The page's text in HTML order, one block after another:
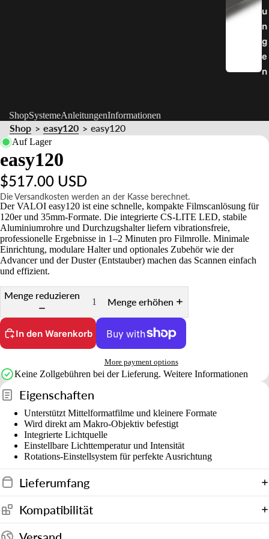
u
n
g
e
n
ShopSystemeAnleitungenInformationen
Shop > easy120 > easy120
Auf Lager
easy120
$517.00 USD
Die Versandkosten werden an der Kasse berechnet.
Der VALOI easy120 ist eine schnelle, kompakte Filmscanlösung für
120er und 35mm-Formate. Die integrierte CS-LITE LED, stabile
Aluminiumrohre und Durchzugshalter liefern vibrationsfreie,
professionelle Ergebnisse in 1–2 Minuten pro Filmrolle. Minimale
Einrichtung, modulare Halter und optionales Zubehör wie der
Advancer und der Duster (Entstauber) machen das Scannen einfach
und effizient.
Menge reduzieren
Menge erhöhen
In den Warenkorb
More payment options
Keine Zollgebühren bei der Lieferung. Weitere Informationen
Eigenschaften
Unterstützt Mittelformatfilme und kleinere Formate
Wird direkt am Makro-Objektiv befestigt
Integrierte Lichtquelle
Einstellbare Lichttemperatur und Intensität
Rotations-Einstellsystem für perfekte Ausrichtung
Lieferumfang
Kompatibilität